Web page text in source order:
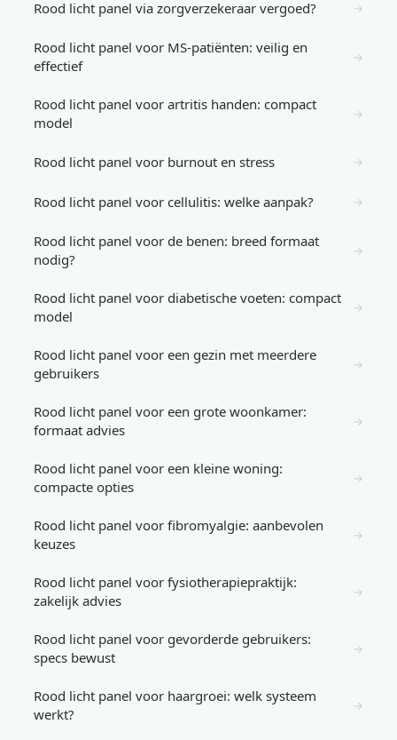
Rood licht panel via zorgverzekeraar vergoed? →
Rood licht panel voor MS-patiënten: veilig en
effectief
→
Rood licht panel voor artritis handen: compact
model
→
Rood licht panel voor burnout en stress →
Rood licht panel voor cellulitis: welke aanpak? →
Rood licht panel voor de benen: breed formaat
nodig?
→
Rood licht panel voor diabetische voeten: compact
model
→
Rood licht panel voor een gezin met meerdere
gebruikers
→
Rood licht panel voor een grote woonkamer:
formaat advies
→
Rood licht panel voor een kleine woning:
compacte opties
→
Rood licht panel voor fibromyalgie: aanbevolen
keuzes
→
Rood licht panel voor fysiotherapiepraktijk:
zakelijk advies
→
Rood licht panel voor gevorderde gebruikers:
specs bewust
→
Rood licht panel voor haargroei: welk systeem
werkt?
→